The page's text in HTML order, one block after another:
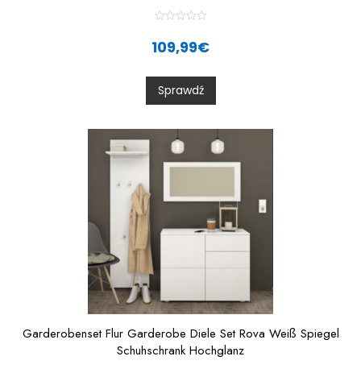
0
o
t
109,99€
Sprawdź
Garderobenset Flur Garderobe Diele Set Rova Weiß Spiegel
Schuhschrank Hochglanz